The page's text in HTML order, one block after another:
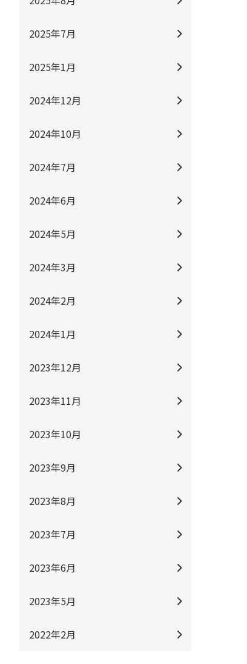
2025年7月
2025年1月
2024年12月
2024年10月
2024年7月
2024年6月
2024年5月
2024年3月
2024年2月
2024年1月
2023年12月
2023年11月
2023年10月
2023年9月
2023年8月
2023年7月
2023年6月
2023年5月
2022年2月